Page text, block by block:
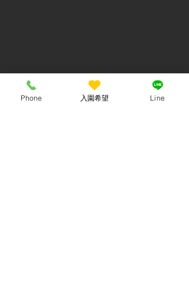
Phone 入園希望 Line